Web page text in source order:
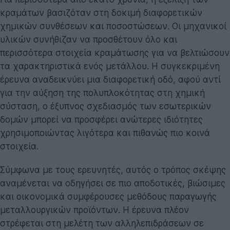
κραμάτων βασιζόταν στη δοκιμή διαφορετικών
χημικών συνθέσεων και ποσοστώσεων. Οι μηχανικοί
υλικών συνήθιζαν να προσθέτουν όλο και
περισσότερα στοιχεία κραμάτωσης για να βελτιώσουν
τα χαρακτηριστικά ενός μετάλλου. Η συγκεκριμένη
έρευνα αναδεικνύει μια διαφορετική οδό, αφού αντί
για την αύξηση της πολυπλοκότητας στη χημική
σύσταση, ο έξυπνος σχεδιασμός των εσωτερικών
δομών μπορεί να προσφέρει ανώτερες ιδιότητες
χρησιμοποιώντας λιγότερα και πιθανώς πιο κοινά
στοιχεία.
Σύμφωνα με τους ερευνητές, αυτός ο τρόπος σκέψης
αναμένεται να οδηγήσει σε πιο αποδοτικές, βιώσιμες
και οικονομικά συμφέρουσες μεθόδους παραγωγής
μεταλλουργικών προϊόντων. Η έρευνα πλέον
στρέφεται στη μελέτη των αλληλεπιδράσεων σε